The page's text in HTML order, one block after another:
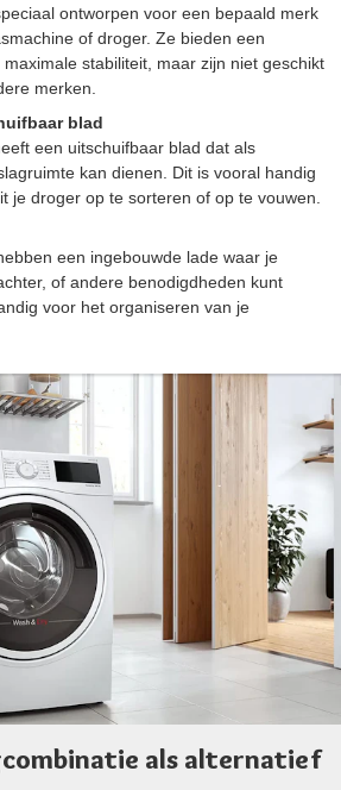
ontworpen voor een bepaald merk
of droger. Ze bieden een
stabiliteit, maar zijn niet geschikt
merken​.
blad
een uitschuifbaar blad dat als
kan dienen. Dit is vooral handig
je droger op te sorteren of op te vouwen.
een ingebouwde lade waar je
of andere benodigdheden kunt
voor het organiseren van je
als alternatief